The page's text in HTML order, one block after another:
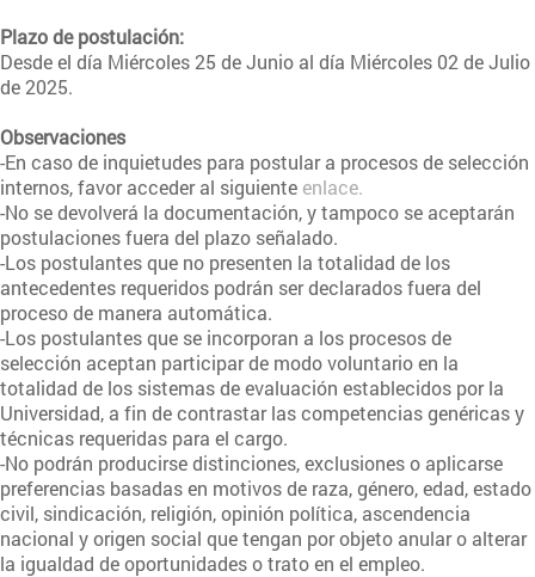
Plazo de postulación:
Desde el día Miércoles 25 de Junio al día Miércoles 02 de Julio
de 2025.
Observaciones
-En caso de inquietudes para postular a procesos de selección
internos, favor acceder al siguiente enlace.
-No se devolverá la documentación, y tampoco se aceptarán
postulaciones fuera del plazo señalado.
-Los postulantes que no presenten la totalidad de los
antecedentes requeridos podrán ser declarados fuera del
proceso de manera automática.
-Los postulantes que se incorporan a los procesos de
selección aceptan participar de modo voluntario en la
totalidad de los sistemas de evaluación establecidos por la
Universidad, a fin de contrastar las competencias genéricas y
técnicas requeridas para el cargo.
-No podrán producirse distinciones, exclusiones o aplicarse
preferencias basadas en motivos de raza, género, edad, estado
civil, sindicación, religión, opinión política, ascendencia
nacional y origen social que tengan por objeto anular o alterar
la igualdad de oportunidades o trato en el empleo.